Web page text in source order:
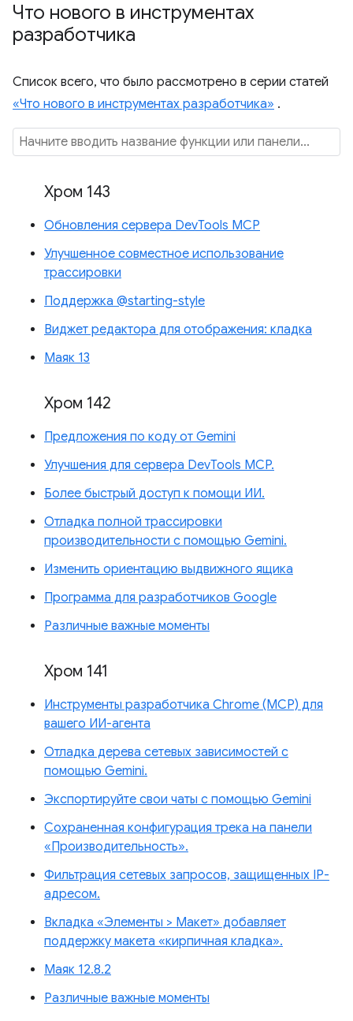
Что нового в инструментах
разработчика
Список всего, что было рассмотрено в серии статей
«Что нового в инструментах разработчика» .
Хром 143
Обновления сервера DevTools MCP
Улучшенное совместное использование
трассировки
Поддержка @starting-style
Виджет редактора для отображения: кладка
Маяк 13
Хром 142
Предложения по коду от Gemini
Улучшения для сервера DevTools MCP.
Более быстрый доступ к помощи ИИ.
Отладка полной трассировки
производительности с помощью Gemini.
Изменить ориентацию выдвижного ящика
Программа для разработчиков Google
Различные важные моменты
Хром 141
Инструменты разработчика Chrome (MCP) для
вашего ИИ-агента
Отладка дерева сетевых зависимостей с
помощью Gemini.
Экспортируйте свои чаты с помощью Gemini
Сохраненная конфигурация трека на панели
«Производительность».
Фильтрация сетевых запросов, защищенных IP-
адресом.
Вкладка «Элементы > Макет» добавляет
поддержку макета «кирпичная кладка».
Маяк 12.8.2
Различные важные моменты